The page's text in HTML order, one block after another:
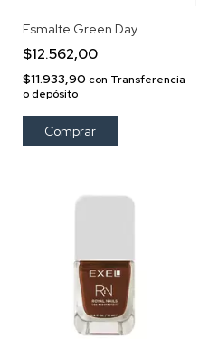
Esmalte Green Day
$12.562,00
$11.933,90 con Transferencia
o depósito